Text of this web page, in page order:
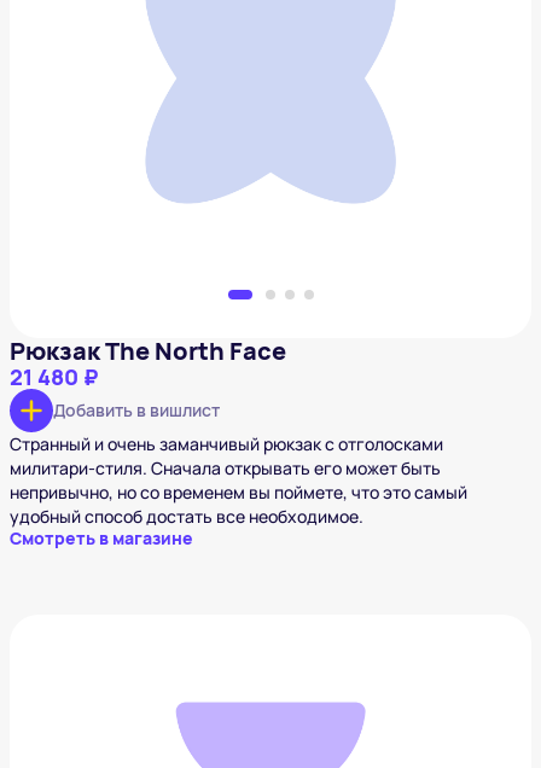
Рюкзак The North Face
Рюкзак The North Face
21 480 ₽
Добавить в вишлист
Странный и очень заманчивый рюкзак с отголосками
милитари-стиля. Сначала открывать его может быть
непривычно, но со временем вы поймете, что это самый
удобный способ достать все необходимое.
Смотреть в магазине